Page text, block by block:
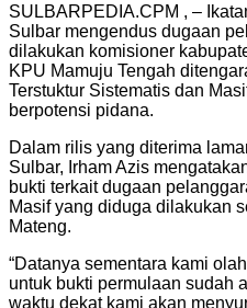
SULBARPEDIA.CPM , –
Sulbar mengendus dugaan
dilakukan komisioner
KPU Mamuju Tengah
Terstuktur Sistematis dan
berpotensi pidana.
Dalam rilis yang diterima
Sulbar, Irham Azis
bukti terkait dugaan
Masif yang diduga dilakukan
Mateng.
“Datanya sementara kami
untuk bukti permulaan sudah
waktu dekat kami akan